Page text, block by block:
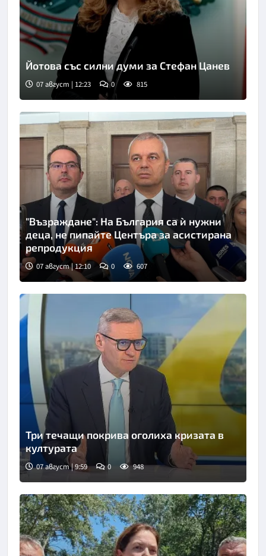
Йотова със силни думи за Стефан Цанев
07 август | 12:23 0 815
"Възраждане": На България са ѝ нужни
деца, не пипайте Центъра за асистирана
репродукция
07 август | 12:10 0 607
Снимка: БНТ
Три течащи покрива оголиха кризата в
културата
07 август | 9:59 0 948